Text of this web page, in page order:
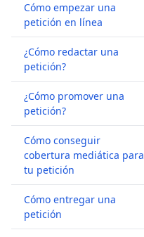
Cómo empezar una
petición en línea
¿Cómo redactar una
petición?
¿Cómo promover una
petición?
Cómo conseguir
cobertura mediática para
tu petición
Cómo entregar una
petición